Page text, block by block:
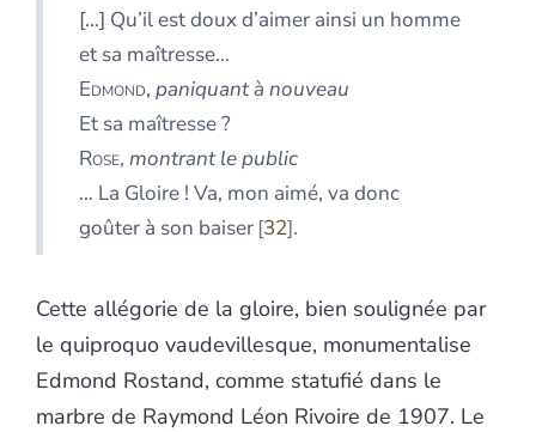
[…] Qu’il est doux d’aimer ainsi un homme
et sa maîtresse…
Edmond, paniquant à nouveau
Et sa maîtresse ?
Rose, montrant le public
… La Gloire ! Va, mon aimé, va donc
goûter à son baiser 32 .
Cette allégorie de la gloire, bien soulignée par
le quiproquo vaudevillesque, monumentalise
Edmond Rostand, comme statufié dans le
marbre de Raymond Léon Rivoire de 1907. Le